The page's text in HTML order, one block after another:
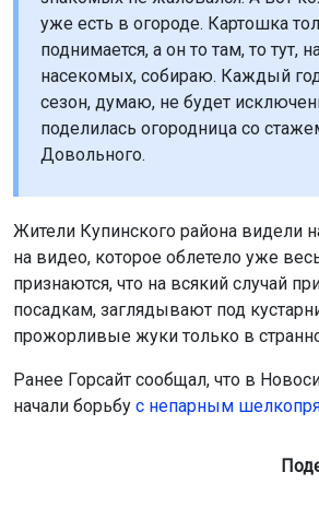
уже есть в огороде. Картошка
поднимается, а он то там, то тут,
насекомых, собираю. Каждый
сезон, думаю, не будет
поделилась огородница со
Довольного.
Жители Купинского района видели
на видео, которое облетело уже
признаются, что на всякий случай
посадкам, заглядывают под
прожорливые жуки только в
Ранее Горсайт сообщал, что в
начали борьбу с непарным